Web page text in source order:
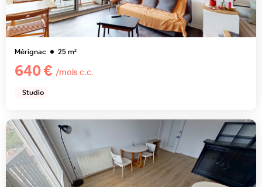
Mérignac 25m²
640 € /mois c.c.
Studio